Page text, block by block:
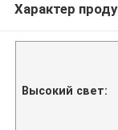
Характер
Высокий свет: